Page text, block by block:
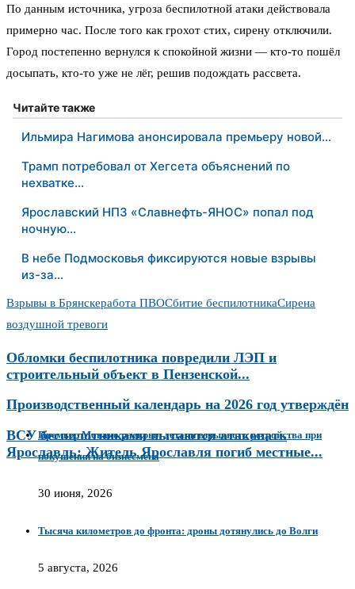
По данным источника, угроза беспилотной атаки действовала
примерно час. После того как грохот стих, сирену отключили.
Город постепенно вернулся к спокойной жизни — кто-то пошёл
досыпать, кто-то уже не лёг, решив подождать рассвета.
Читайте также
Ильмира Нагимова анонсировала премьеру новой…
Трамп потребовал от Хегсета объяснений по
нехватке…
Ярославский НПЗ «Славнефть-ЯНОС» попал под
ночную…
В небе Подмосковья фиксируются новые взрывы
из-за…
Взрывы в Брянскеработа ПВОСбитие беспилотникаСирена
воздушной тревоги
Обломки беспилотника повредили ЛЭП и
строительный объект в Пензенской...
Производственный календарь на 2026 год утверждён
ВСУ беспилотниками пытаются атаковать
Ярославль: Житель Ярославля погиб местные...
Премьер Монако раскрыл детали взрывного устройства при
покушении на бизнесмена
30 июня, 2026
Тысяча километров до фронта: дроны дотянулись до Волги
5 августа, 2026